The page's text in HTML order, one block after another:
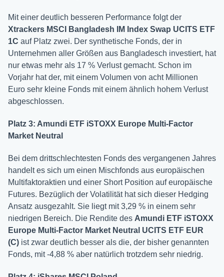
Mit einer deutlich besseren Performance folgt der
Xtrackers MSCI Bangladesh IM Index Swap UCITS ETF
1C auf Platz zwei. Der synthetische Fonds, der in
Unternehmen aller Größen aus Bangladesch investiert, hat
nur etwas mehr als 17 % Verlust gemacht. Schon im
Vorjahr hat der, mit einem Volumen von acht Millionen
Euro sehr kleine Fonds mit einem ähnlich hohem Verlust
abgeschlossen.
Platz 3: Amundi ETF iSTOXX Europe Multi-Factor
Market Neutral
Bei dem drittschlechtesten Fonds des vergangenen Jahres
handelt es sich um einen Mischfonds aus europäischen
Multifaktoraktien und einer Short Position auf europäische
Futures. Bezüglich der Volatilität hat sich dieser Hedging
Ansatz ausgezahlt. Sie liegt mit 3,29 % in einem sehr
niedrigen Bereich. Die Rendite des Amundi ETF iSTOXX
Europe Multi-Factor Market Neutral UCITS ETF EUR
(C) ist zwar deutlich besser als die, der bisher genannten
Fonds, mit -4,88 % aber natürlich trotzdem sehr niedrig.